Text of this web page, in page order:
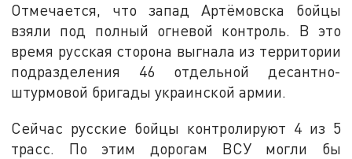
Отмечается, что запад Артёмовска бойцы
взяли под полный огневой контроль. В это
время русская сторона выгнала из территории
подразделения 46 отдельной десантно-
штурмовой бригады украинской армии.
Сейчас русские бойцы контролируют 4 из 5
трасс. По этим дорогам ВСУ могли бы